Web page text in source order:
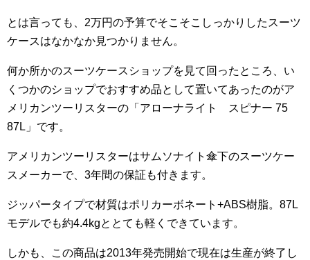
とは言っても、2万円の予算でそこそこしっかりしたスーツ
ケースはなかなか見つかりません。
何か所かのスーツケースショップを見て回ったところ、い
くつかのショップでおすすめ品として置いてあったのがア
メリカンツーリスターの「アローナライト スピナー 75
87L」です。
アメリカンツーリスターはサムソナイト傘下のスーツケー
スメーカーで、3年間の保証も付きます。
ジッパータイプで材質はポリカーボネート+ABS樹脂。87L
モデルでも約4.4kgととても軽くできています。
しかも、この商品は2013年発売開始で現在は生産が終了し